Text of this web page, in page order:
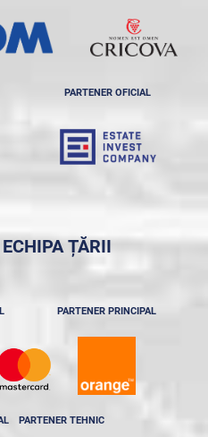
PARTENER OFICIAL
ȚĂRII
PARTENER PRINCIPAL
PARTENER TEHNIC